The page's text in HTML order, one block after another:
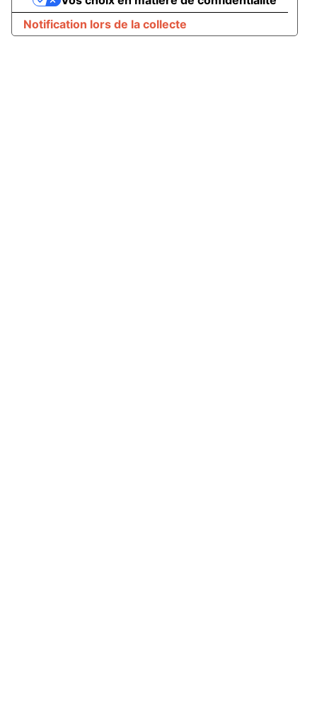
Notification lors de la collecte